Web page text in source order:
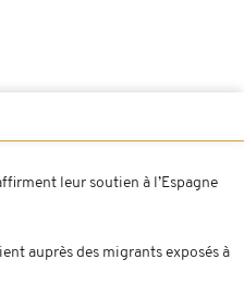
leur soutien à l’Espagne
auprès des migrants exposés à